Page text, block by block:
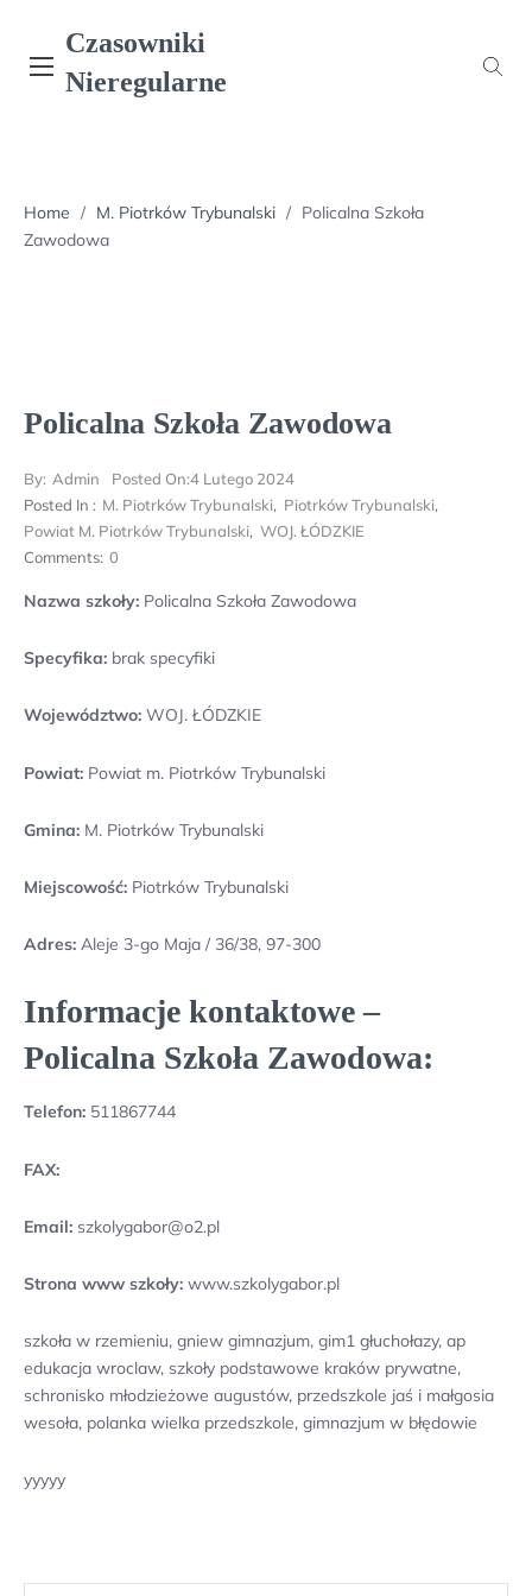
content
Czasowniki
Nieregularne
Home / M. Piotrków Trybunalski / Policalna Szkoła
Zawodowa
Policalna Szkoła Zawodowa
By: Admin Posted On:4 Lutego 2024
Posted In : M. Piotrków Trybunalski, Piotrków Trybunalski,
Powiat M. Piotrków Trybunalski, WOJ. ŁÓDZKIE
Comments: 0
Nazwa szkoły: Policalna Szkoła Zawodowa
Specyfika: brak specyfiki
Województwo: WOJ. ŁÓDZKIE
Powiat: Powiat m. Piotrków Trybunalski
Gmina: M. Piotrków Trybunalski
Miejscowość: Piotrków Trybunalski
Adres: Aleje 3-go Maja / 36/38, 97-300
Informacje kontaktowe –
Policalna Szkoła Zawodowa:
Telefon: 511867744
FAX:
Email: szkolygabor@o2.pl
Strona www szkoły: www.szkolygabor.pl
szkoła w rzemieniu, gniew gimnazjum, gim1 głuchołazy, ap
edukacja wroclaw, szkoły podstawowe kraków prywatne,
schronisko młodzieżowe augustów, przedszkole jaś i małgosia
wesoła, polanka wielka przedszkole, gimnazjum w błędowie
yyyyy